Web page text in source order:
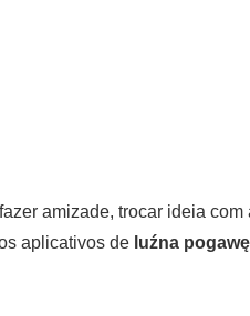
amizade, trocar ideia com
aplicativos de luźna